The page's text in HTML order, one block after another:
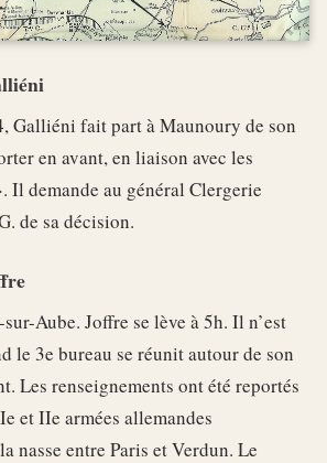
Galliéni fait part à Maunoury de son
en avant, en liaison avec les
Il demande au général Clergerie
de sa décision.
Aube. Joffre se lève à 5h. Il n’est
le 3e bureau se réunit autour de son
Les renseignements ont été reportés
et IIe armées allemandes
nasse entre Paris et Verdun. Le